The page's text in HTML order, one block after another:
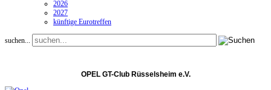
2026
2027
künftige Eurotreffen
suchen...
OPEL GT-Club Rüsselsheim e.V.